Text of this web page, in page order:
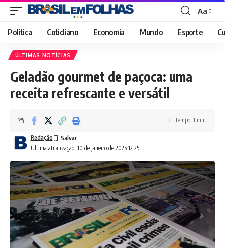
Font
Resizer
Aa
Política Cotidiano Economia Mundo Esporte
ÚLTIMAS NOTÍCIAS
Geladão gourmet de paçoca: uma
receita refrescante e versátil
Última atualização: 10 de janeiro de 2025 12:25
Redação
Tempo: 1 min.